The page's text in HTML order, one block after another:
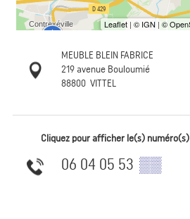
MEUBLE BLEIN FABRICE
219 avenue Bouloumié
88800 VITTEL
Cliquez pour afficher le(s) numéro(s)
06 04 05 53 ▒▒